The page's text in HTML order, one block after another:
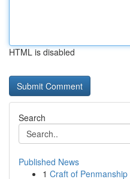
HTML is disabled
Search
Published News
1 Craft of